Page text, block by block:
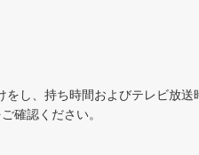
し、持ち時間およびテレビ放送
確認ください。